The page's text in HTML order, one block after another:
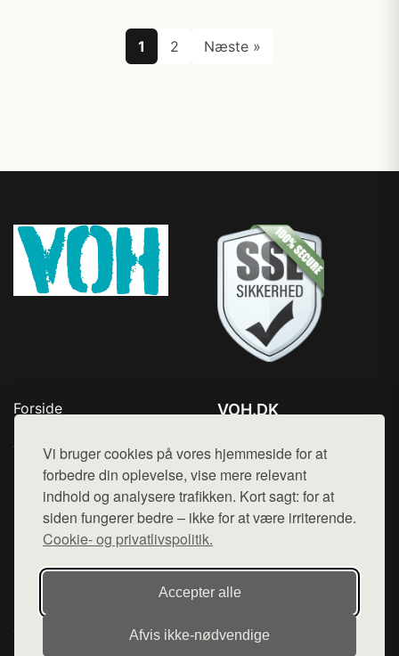
Vi bruger cookies på vores hjemmeside for at
forbedre din oplevelse, vise mere relevant
indhold og analysere trafikken. Kort sagt: for at
siden fungerer bedre – ikke for at være irriterende.
Cookie- og privatlivspolitik.
Accepter alle
Afvis ikke‑nødvendige
1 2 Næste »
Forside
Top Rabatter
Kontakt
VOH.DK
Mail: hej@want.dk
Cookie- og privatlivspolitik
Denne side er en del af want.dk, der udgiver en række
hjemmesider med præsentation af forskellige produkter fra
diverse webshops. Der sælges ikke varer fra denne side - vi
henviser til de shops, som sælger varen. Vi har heller ikke